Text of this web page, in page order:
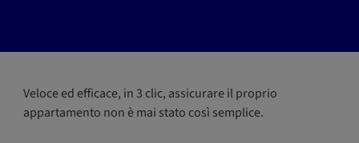
Veloce ed efficace, in 3 clic, assicurare il proprio
appartamento non è mai stato così semplice.